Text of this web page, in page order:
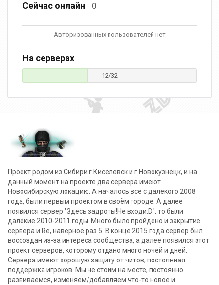
Сейчас онлайн 0
Авторизованных пользователей нет
На серверах
12/32
Проект родом из Сибири г.Киселёвск и г.Новокузнецк, и на
данный момент на проекте два сервера имеют
Новосибирскую локацию. А началось всё с далёкого 2008
года, были первым проектом в своём городе. А далее
появился сервер "Здесь задроты!Не входи:D", то были
далёкие 2010-2011 годы. Много было пройдено и закрытие
сервера и Re, наверное раз 5. В конце 2015 года сервер был
воссоздан из-за интереса сообщества, а далее появился этот
проект серверов, которому отдано много ночей и дней.
Сервера имеют хорошую защиту от читов, постоянная
поддержка игроков. Мы не стоим на месте, постоянно
развиваемся, изменяем/добавляем что-то новое и